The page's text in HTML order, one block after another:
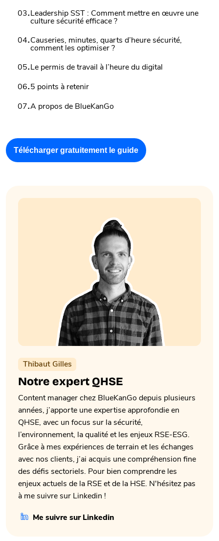
03.Leadership SST : Comment mettre en œuvre une
culture sécurité efficace ?
04.Causeries, minutes, quarts d’heure sécurité,
comment les optimiser ?
05.Le permis de travail à l’heure du digital
06.5 points à retenir
07.A propos de BlueKanGo
Télécharger gratuitement le guide
Thibaut Gilles
Notre expert QHSE
Content manager chez BlueKanGo depuis plusieurs
années, j’apporte une expertise approfondie en
QHSE, avec un focus sur la sécurité,
l’environnement, la qualité et les enjeux RSE-ESG.
Grâce à mes expériences de terrain et les échanges
avec nos clients, j’ai acquis une compréhension fine
des défis sectoriels. Pour bien comprendre les
enjeux actuels de la RSE et de la HSE. N'hésitez pas
à me suivre sur Linkedin !
Me suivre sur Linkedin